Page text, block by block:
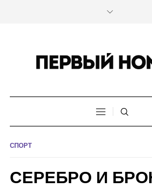
СПОРТ
СЕРЕБРО И